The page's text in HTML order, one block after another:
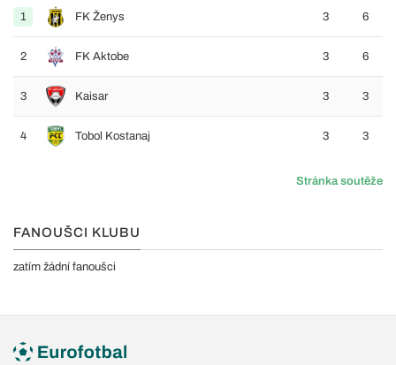
1 FK Ženys 3 6
2 FK Aktobe 3 6
3 Kaisar 3 3
4 Tobol Kostanaj 3 3
Stránka soutěže
FANOUŠCI KLUBU
zatím žádní fanoušci